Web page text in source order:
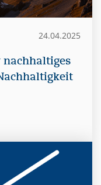
24.04.2025
nachhaltiges